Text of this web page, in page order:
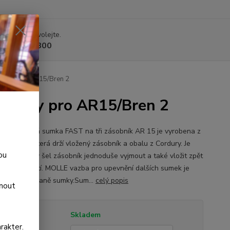
rady? Zavolejte.
375 800
pro AR15/Bren 2
pro AR15/Bren 2
samosvorná sumka FAST na tři zásobník AR 15 je vyrobena z
vložky, která drží vložený zásobník a obalu z Cordury. Je
tak, aby šel zásobník jednoduše vyjmout a také vložit zpět
přebití. MOLLE vazba pro upevnění dalších sumek je
i na čelní straně sumky.Sum... celý popis
Skladem